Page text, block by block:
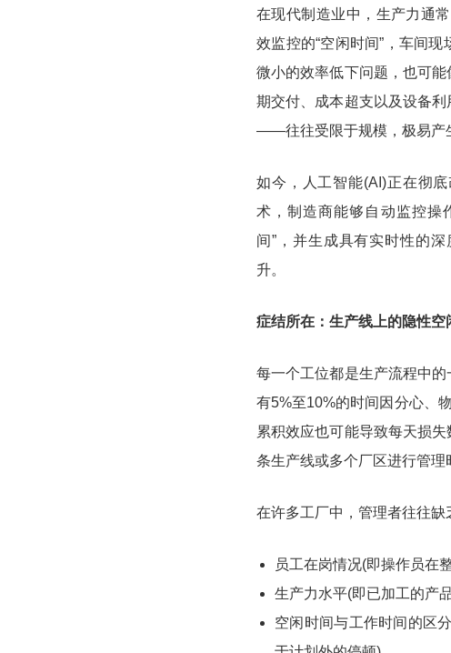
在现代制造业中，生产力通
效监控的“空闲时间”，车间
微小的效率低下问题，也可
期交付、成本超支以及设备
——往往受限于规模，极易产
如今，人工智能(AI)正在彻
术，制造商能够自动监控操
间”，并生成具有实时性的
升。
症结所在：生产线上的隐性空
每一个工位都是生产流程中
有5%至10%的时间因分心、
累积效应也可能导致每天损
条生产线或多个厂区进行管理
在许多工厂中，管理者往往缺
员工在岗情况(即操作员在
生产力水平(即已加工的产
空闲时间与工作时间的区